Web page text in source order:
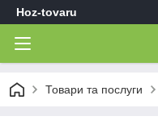
Hoz-tovaru
Товари та послуги